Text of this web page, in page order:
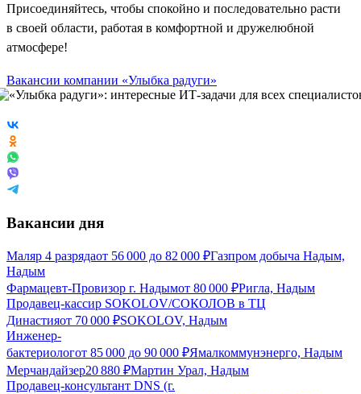
Присоединяйтесь, чтобы спокойно и последовательно расти
в своей области, работая в комфортной и дружелюбной
атмосфере!
Вакансии компании «Улыбка радуги»
Вакансии дня
Маляр 4 разрядаот 56 000 до 82 000 ₽Газпром добыча Надым,
Надым
Фармацевт-Провизор г. Надымот 80 000 ₽Ригла, Надым
Продавец-кассир SOKOLOV/СОКОЛОВ в ТЦ
Династияот 70 000 ₽SOKOLOV, Надым
Инженер-
бактериологот 85 000 до 90 000 ₽Ямалкоммунэнерго, Надым
Мерчандайзер20 880 ₽Мартин Урал, Надым
Продавец-консультант DNS (г.